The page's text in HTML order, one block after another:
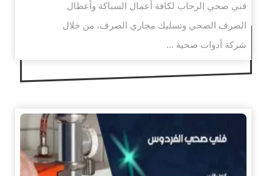
فني صحي الرحاب لكافة أعمال السباكة وأعطال
الصرف الصحي وتسليك مجاري الصرف، من خلال
شركة أدوات صحية ...